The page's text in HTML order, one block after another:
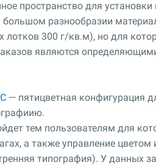
пространство для
большом разнообразии
лотков 300 г/кв.м), но для
являются
— пятицветная конфигурация
тем пользователям для
а также управление цветом
типография). У данных